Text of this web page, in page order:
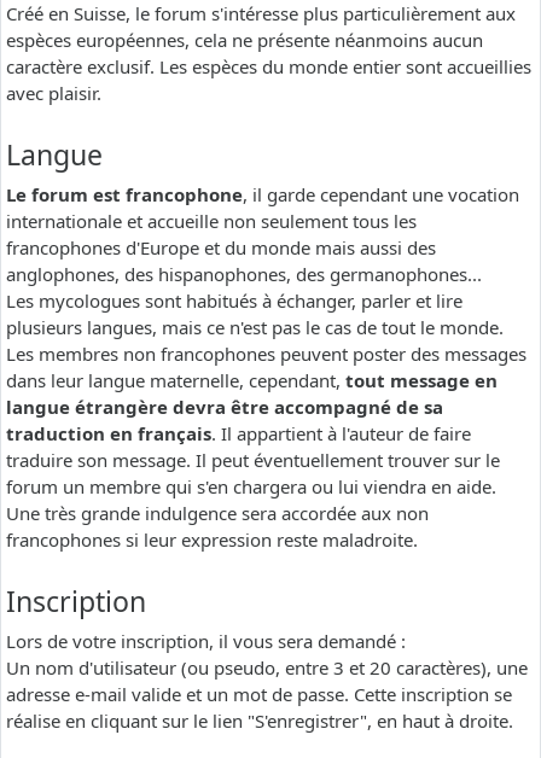
Créé en Suisse, le forum s'intéresse plus particulièrement aux
espèces européennes, cela ne présente néanmoins aucun
caractère exclusif. Les espèces du monde entier sont accueillies
avec plaisir.
Langue
Le forum est francophone, il garde cependant une vocation
internationale et accueille non seulement tous les
francophones d'Europe et du monde mais aussi des
anglophones, des hispanophones, des germanophones...
Les mycologues sont habitués à échanger, parler et lire
plusieurs langues, mais ce n'est pas le cas de tout le monde.
Les membres non francophones peuvent poster des messages
dans leur langue maternelle, cependant, tout message en
langue étrangère devra être accompagné de sa
traduction en français. Il appartient à l'auteur de faire
traduire son message. Il peut éventuellement trouver sur le
forum un membre qui s'en chargera ou lui viendra en aide.
Une très grande indulgence sera accordée aux non
francophones si leur expression reste maladroite.
Inscription
Lors de votre inscription, il vous sera demandé :
Un nom d'utilisateur (ou pseudo, entre 3 et 20 caractères), une
adresse e-mail valide et un mot de passe. Cette inscription se
réalise en cliquant sur le lien "S'enregistrer", en haut à droite.